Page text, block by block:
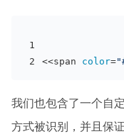
<<span color=
我们也包含了一个自
方式被识别，并且保